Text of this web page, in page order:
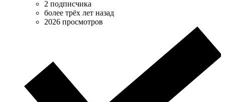
2 подписчика
более трёх лет назад
2026 просмотров